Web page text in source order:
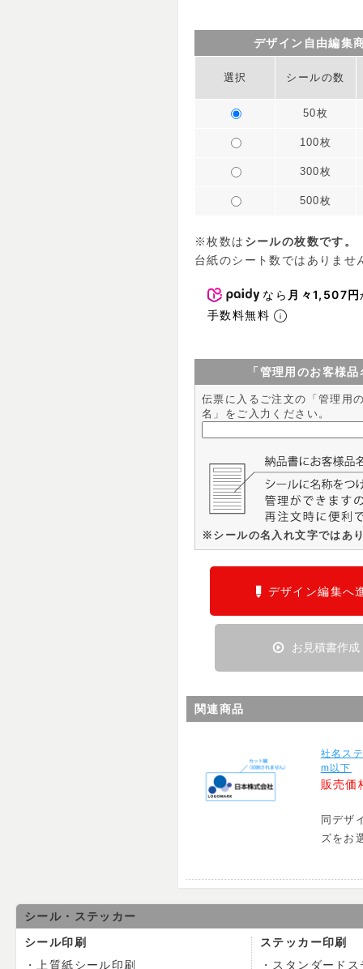
デザイン自由編集
選択 シールの数
50枚
100枚
300枚
500枚
※枚数は シールの枚数です。
台紙のシート数ではありませ
なら 月々1,507円
手数料無料
「管理用のお客様
伝票に入るご注文の「管理用
名」をご入力ください。
※シールの名入れ文字ではあ
お見積書作成
デザイン編集へ
関連商品
社名ス
m以下
販売価
同デザ
ズをお
シール・ステッカー
シール印刷
上質紙シール印刷
ステッカー印刷
スタンダード